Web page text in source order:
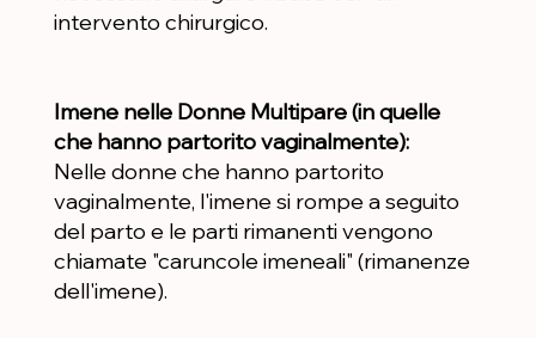
intervento chirurgico.
Imene nelle Donne Multipare (in quelle
che hanno partorito vaginalmente):
Nelle donne che hanno partorito
vaginalmente, l'imene si rompe a seguito
del parto e le parti rimanenti vengono
chiamate "caruncole imeneali" (rimanenze
dell'imene).